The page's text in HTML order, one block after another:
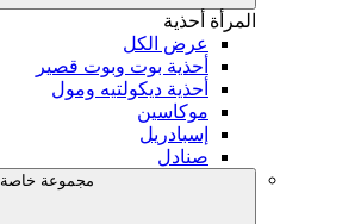
المرأة أحذية
عرض الكل
أحذية بوت وبوت قصير
أحذية ديكولتيه ومول
موكاسين
إسبادريل
صنادل
مجموعة خاصة